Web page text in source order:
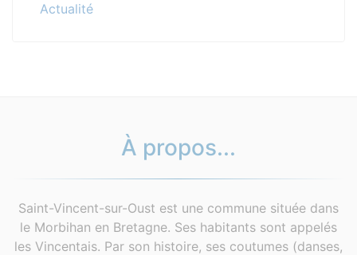
Actualité
À propos...
Saint-Vincent-sur-Oust est une commune située dans
le Morbihan en Bretagne. Ses habitants sont appelés
les Vincentais. Par son histoire, ses coutumes (danses,